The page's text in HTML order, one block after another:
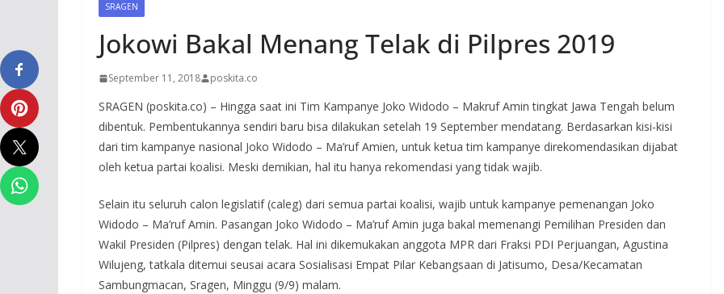
SRAGEN
Jokowi Bakal Menang Telak di Pilpres 2019
September 11, 2018 poskita.co
SRAGEN (poskita.co) – Hingga saat ini Tim Kampanye Joko Widodo – Makruf Amin tingkat Jawa Tengah belum
dibentuk. Pembentukannya sendiri baru bisa dilakukan setelah 19 September mendatang. Berdasarkan kisi-kisi
dari tim kampanye nasional Joko Widodo – Ma’ruf Amien, untuk ketua tim kampanye direkomendasikan dijabat
oleh ketua partai koalisi. Meski demikian, hal itu hanya rekomendasi yang tidak wajib.
Selain itu seluruh calon legislatif (caleg) dari semua partai koalisi, wajib untuk kampanye pemenangan Joko
Widodo – Ma’ruf Amin. Pasangan Joko Widodo – Ma’ruf Amin juga bakal memenangi Pemilihan Presiden dan
Wakil Presiden (Pilpres) dengan telak. Hal ini dikemukakan anggota MPR dari Fraksi PDI Perjuangan, Agustina
Wilujeng, tatkala ditemui seusai acara Sosialisasi Empat Pilar Kebangsaan di Jatisumo, Desa/Kecamatan
Sambungmacan, Sragen, Minggu (9/9) malam.